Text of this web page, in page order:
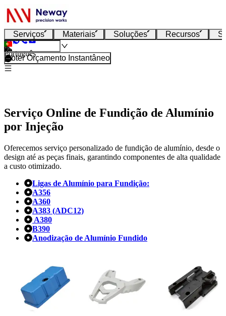
Serviços Materiais Soluções Recursos
Português
Obter Orçamento Instantâneo
Serviço Online de Fundição de Alumínio
por Injeção
Oferecemos serviço personalizado de fundição de alumínio, desde o
design até as peças finais, garantindo componentes de alta qualidade
a custo otimizado.
Ligas de Alumínio para Fundição:
A356
A360
A383 (ADC12)
A380
B390
Anodização de Alumínio Fundido